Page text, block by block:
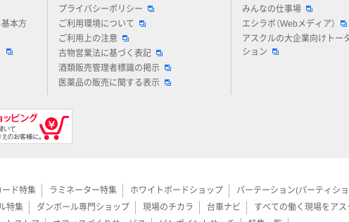
本方
プライバシーポリシー
ご利用環境について
ご利用上の注意
古物営業法に基づく表記
酒類販売管理者標識の掲示
医薬品の販売に関する表示
みんなの仕事場
エシラボ（Webメディア）
アスクルの大企業向けトー
ション
ード特集 ラミネーター特集 ホワイトボードショップ パーテーション(パーティシ
特集 ダンボール専門ショップ 現場のチカラ 台車ナビ すべての働く現場をア